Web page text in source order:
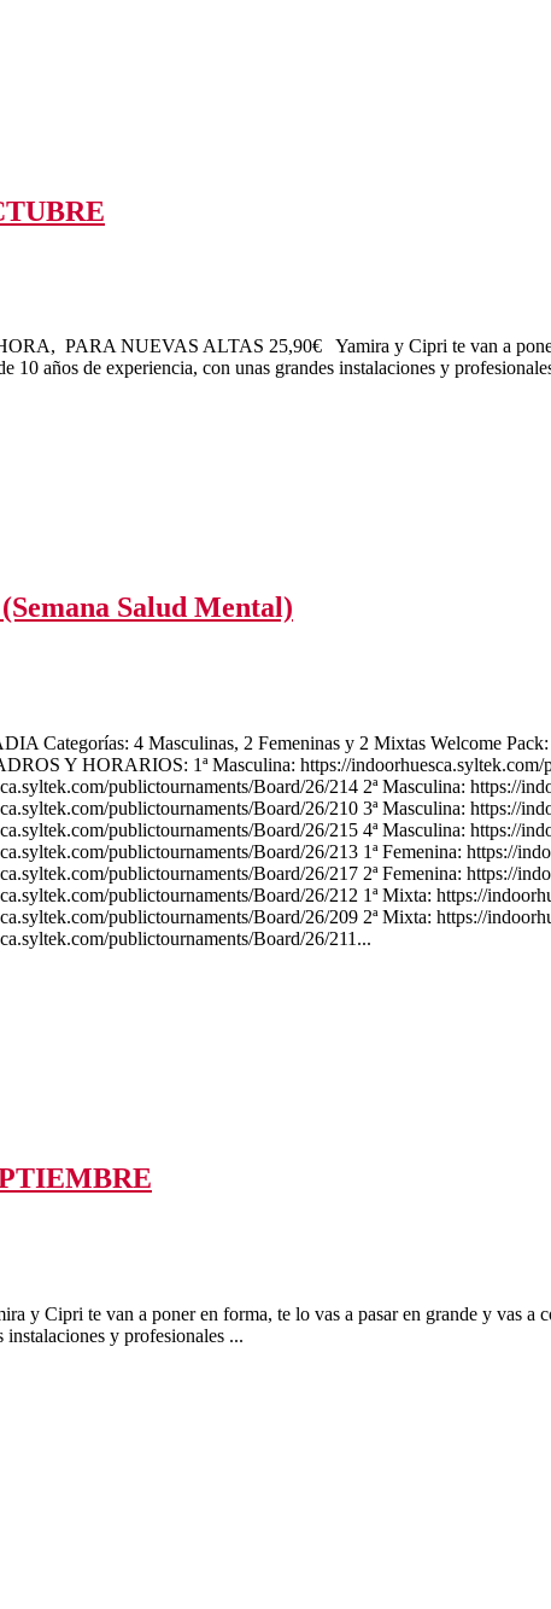
PARA NUEVAS ALTAS 25,90€ Yamira y Cipri te van a poner
años de experiencia, con unas grandes instalaciones y
Salud Mental)
Categorías: 4 Masculinas, 2 Femeninas y 2 Mixtas Welcome
Y HORARIOS: 1ª Masculina: https://indoorhuesca.syltek.com/
publictournaments/Board/26/214 2ª Masculina: https://
publictournaments/Board/26/210 3ª Masculina: https://
publictournaments/Board/26/215 4ª Masculina: https://
publictournaments/Board/26/213 1ª Femenina: https://
publictournaments/Board/26/217 2ª Femenina: https://
publictournaments/Board/26/212 1ª Mixta: https://
publictournaments/Board/26/209 2ª Mixta: https://
publictournaments/Board/26/211...
Cipri te van a poner en forma, te lo vas a pasar en grande y vas a
instalaciones y profesionales ...